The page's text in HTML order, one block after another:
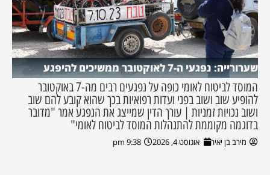
שערורייה: נפגעי ה-7 לאוקטובר ממשיכים להיפגע
המוסד לביטוח לאומי כופה על נפגעים רבים מה-7 באוקטובר
להופיע שוב ושוב בפני ועדות רפואיות בכך שהוא קובע להם שוב
ושוב נכויות זמניות | עורך הדין שמייצג את הנפגע אמר "מדובר
בדוגמה מקוממת להתנהלות המוסד לביטוח לאומי"
מירב בן יאיר אוגוסט 4, 2026 9:38 pm